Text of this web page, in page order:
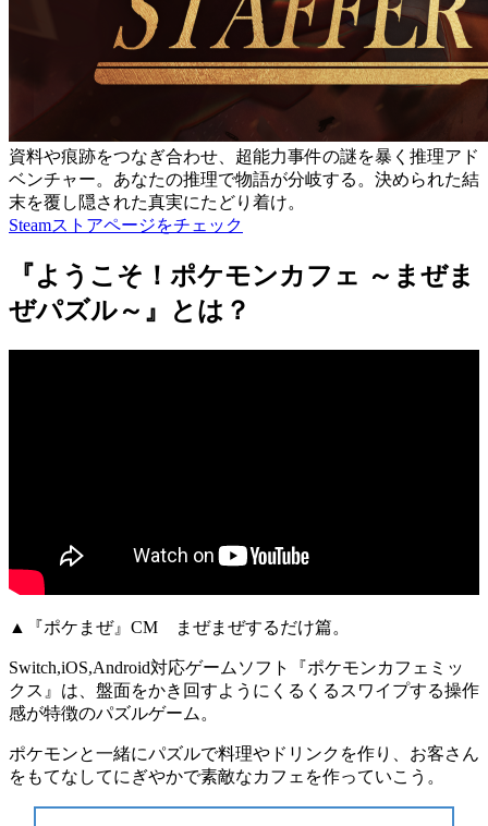
資料や痕跡をつなぎ合わせ、超能力事件の謎を暴く推理アド
ベンチャー。あなたの推理で物語が分岐する。決められた結
末を覆し隠された真実にたどり着け。
Steamストアページをチェック
『ようこそ！ポケモンカフェ ～まぜま
ぜパズル～』とは？
▲『ポケまぜ』CM まぜまぜするだけ篇。
Switch,iOS,Android対応ゲームソフト『ポケモンカフェミッ
クス 』は、盤面をかき回すように くるくるスワイプする操作
感が特徴のパズルゲーム 。
ポケモンと一緒にパズルで料理やドリンクを作り、お客さん
をもてなしてにぎやかで素敵なカフェ を作っていこう。